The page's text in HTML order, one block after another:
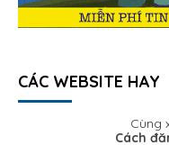
CÁC WEBSITE HAY
Cùng
Cách